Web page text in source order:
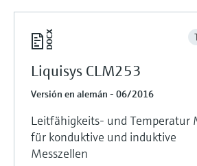
Liquisys CLM253
Versión en alemán - 06/2016
Leitfähigkeits- und Temperatur
für konduktive und induktive
Messzellen